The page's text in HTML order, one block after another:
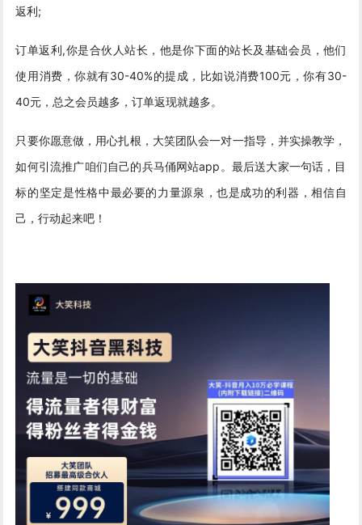
返利;
订单返利,你是合伙人站长，他是你下面的站长及基础会员，他们
使用消费，你就有30-40%的提成，比如说消费100元，你有30-
40元，总之会员越多，订单返现就越多。
只要你愿意做，用心扎根，大笑团队会一对一指导，并实操教学，
如何引流推广咱们自己的兵马俑网站app。最后送大家一句话，目
标的坚定是性格中最必要的力量源泉，也是成功的利器，相信自
己，行动起来吧！